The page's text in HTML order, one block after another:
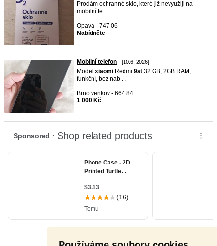
Prodám ochranné sklo, které již nevyužiji na
mobilní te ...
Opava - 747 06
Nabídněte
Mobilní telefon - [10.6. 2026]
Model xiaomi Redmi 9at 32 GB, 2GB RAM,
funkční, bez nab ...
Brno venkov - 664 84
1 000 Kč